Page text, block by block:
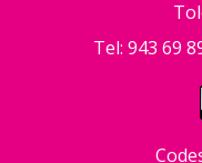
Tel: 943 69